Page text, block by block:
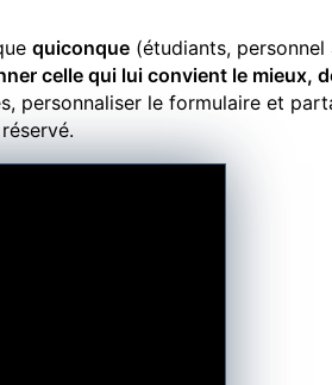
quiconque (étudiants,
celle qui lui convient le mieux,
personnaliser le formulaire et